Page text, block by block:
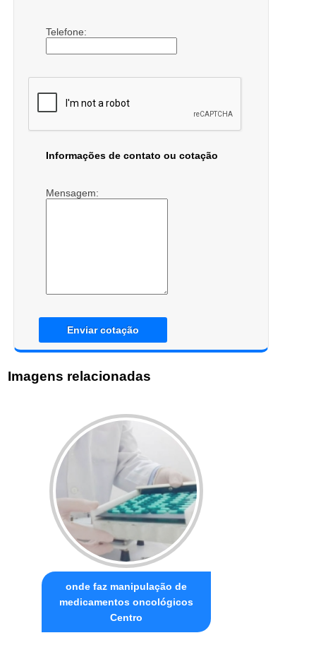
Telefone:
Informações de contato ou cotação
Mensagem:
Enviar cotação
Imagens relacionadas
onde faz manipulação de
medicamentos oncológicos
Centro